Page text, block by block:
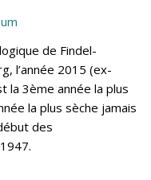
de Findel-
l’année 2015 (ex-
la 3ème année la plus
la plus sèche jamais
des